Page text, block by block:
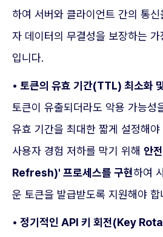
하여 서버와 클라이언트 간의 통
자 데이터의 무결성을 보장하는
입니다.
• 토큰의 유효 기간(TTL) 최소화
토큰이 유출되더라도 악용 가능성
유효 기간을 최대한 짧게 설정해야
사용자 경험 저하를 막기 위해 안
Refresh)' 프로세스를 구현하여
운 토큰을 발급받도록 지원해야 합
• 정기적인 API 키 회전(Key